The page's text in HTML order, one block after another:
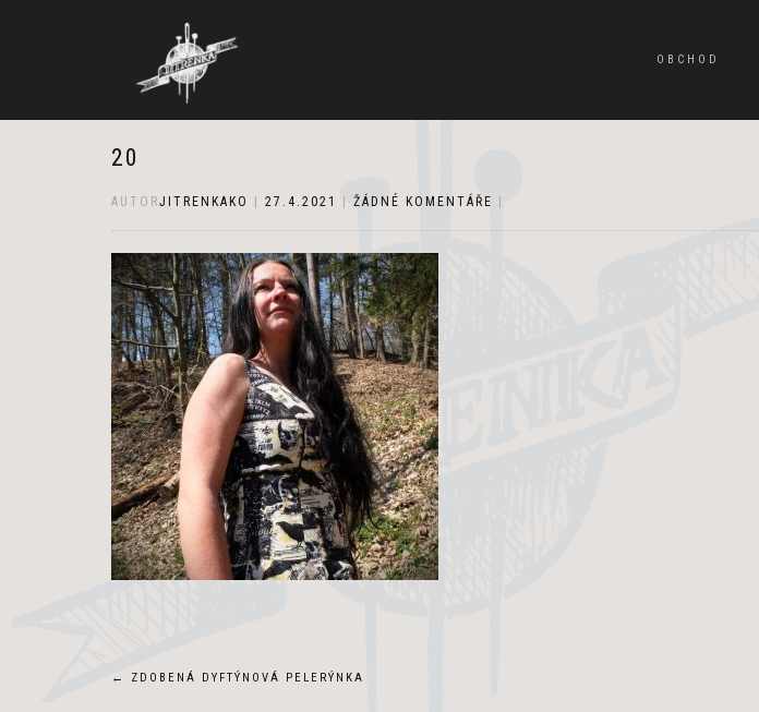
OBCHOD
20
AUTORJITRENKAKO 27.4.2021 ŽÁDNÉ KOMENTÁŘE
Navigace
← ZDOBENÁ DYFTÝNOVÁ PELERÝNKA